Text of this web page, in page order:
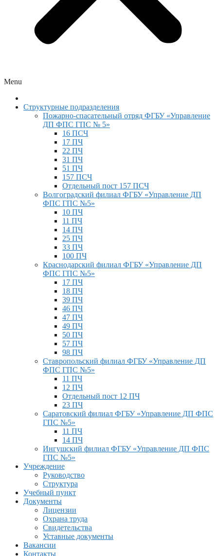
Menu
Структурные подразделения
Пожарно-спасательный отряд ФГБУ «Управление
ДП ФПС ГПС № 5»
16 ПСЧ
17 ПЧ
22 ПЧ
31 ПЧ
51 ПЧ
157 ПСЧ
Отдельный пост 157 ПСЧ
Волгоградский филиал ФГБУ «Управление ДП
ФПС ГПС №5»
10 ПЧ
11 ПЧ
14 ПЧ
25 ПЧ
33 ПЧ
100 ПЧ
Краснодарский филиал ФГБУ «Управление ДП
ФПС ГПС №5»
17 ПЧ
18 ПЧ
39 ПЧ
46 ПЧ
47 ПЧ
49 ПЧ
50 ПЧ
57 ПЧ
98 ПЧ
Ставропольский филиал ФГБУ «Управление ДП
ФПС ГПС №5»
11 ПЧ
12 ПЧ
Отдельный пост 12 ПЧ
23 ПЧ
Саратовский филиал ФГБУ «Управление ДП ФПС
ГПС №5»
11 ПЧ
14 ПЧ
Ингушский филиал ФГБУ «Управление ДП ФПС
ГПС №5»
Учреждение
Руководство
Структура
Учебный пункт
Документы
Лицензии
Охрана труда
Свидетельства
Уставные документы
Вакансии
Контакты